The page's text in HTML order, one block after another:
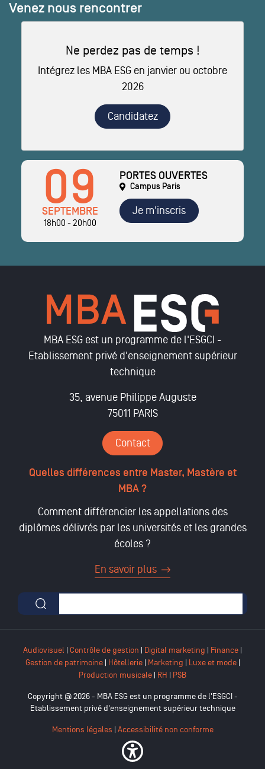
Venez nous rencontrer
Ne perdez pas de temps !
Intégrez les MBA ESG en janvier ou octobre
2026
Candidatez
09
SEPTEMBRE
18h00 - 20h00
PORTES OUVERTES
Campus Paris
Je m'inscris
MBA ESG est un programme de l'ESGCI -
Etablissement privé d'enseignement supérieur
technique
35, avenue Philippe Auguste
75011 PARIS
Contact
Quelles différences entre Master, Mastère et
MBA ?
Comment différencier les appellations des
diplômes délivrés par les universités et les grandes
écoles ?
En savoir plus
Formulaire de recherche
Audiovisuel | Contrôle de gestion | Digital marketing | Finance |
Gestion de patrimoine| Hôtellerie| Marketing | Luxe et mode|
Production musicale | RH | PSB
Copyright @ 2026 - MBA ESG est un programme de l'ESGCI -
Etablissement privé d'enseignement supérieur technique
Mentions légales Accessibilité non conforme